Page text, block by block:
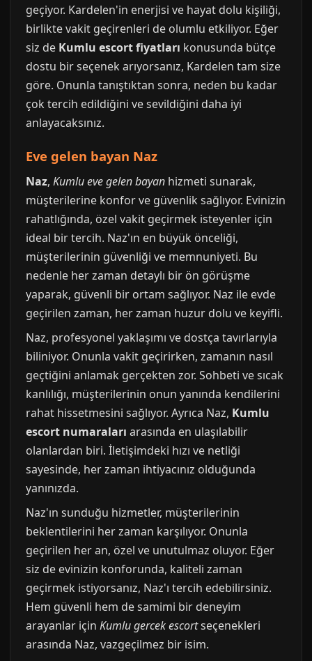
geçiyor. Kardelen'in enerjisi ve hayat dolu kişiliği,
birlikte vakit geçirenleri de olumlu etkiliyor. Eğer
siz de Kumlu escort fiyatları konusunda bütçe
dostu bir seçenek arıyorsanız, Kardelen tam size
göre. Onunla tanıştıktan sonra, neden bu kadar
çok tercih edildiğini ve sevildiğini daha iyi
anlayacaksınız.
Eve gelen bayan Naz
Naz, Kumlu eve gelen bayan hizmeti sunarak,
müşterilerine konfor ve güvenlik sağlıyor. Evinizin
rahatlığında, özel vakit geçirmek isteyenler için
ideal bir tercih. Naz'ın en büyük önceliği,
müşterilerinin güvenliği ve memnuniyeti. Bu
nedenle her zaman detaylı bir ön görüşme
yaparak, güvenli bir ortam sağlıyor. Naz ile evde
geçirilen zaman, her zaman huzur dolu ve keyifli.
Naz, profesyonel yaklaşımı ve dostça tavırlarıyla
biliniyor. Onunla vakit geçirirken, zamanın nasıl
geçtiğini anlamak gerçekten zor. Sohbeti ve sıcak
kanlılığı, müşterilerinin onun yanında kendilerini
rahat hissetmesini sağlıyor. Ayrıca Naz, Kumlu
escort numaraları arasında en ulaşılabilir
olanlardan biri. İletişimdeki hızı ve netliği
sayesinde, her zaman ihtiyacınız olduğunda
yanınızda.
Naz'ın sunduğu hizmetler, müşterilerinin
beklentilerini her zaman karşılıyor. Onunla
geçirilen her an, özel ve unutulmaz oluyor. Eğer
siz de evinizin konforunda, kaliteli zaman
geçirmek istiyorsanız, Naz'ı tercih edebilirsiniz.
Hem güvenli hem de samimi bir deneyim
arayanlar için Kumlu gercek escortseçenekleri
arasında Naz, vazgeçilmez bir isim.